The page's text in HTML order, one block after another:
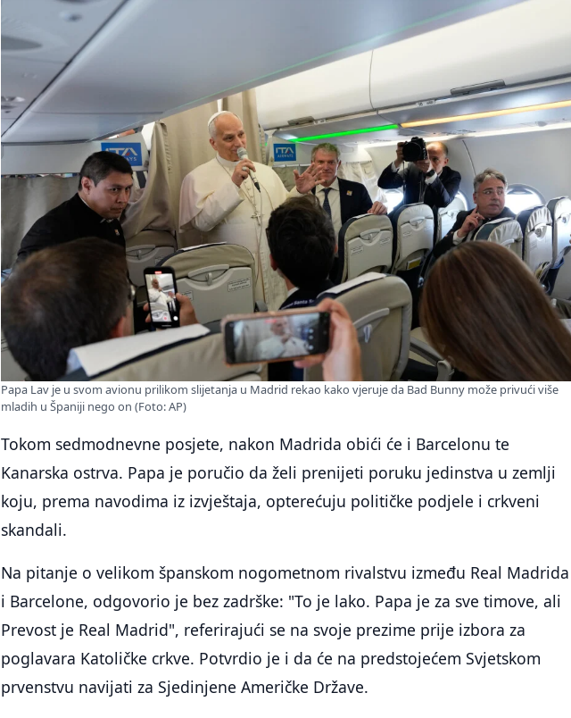
Papa Lav je u svom avionu prilikom slijetanja u Madrid rekao kako vjeruje da Bad Bunny može privući više
mladih u Španiji nego on (Foto: AP)
Tokom sedmodnevne posjete, nakon Madrida obići će i Barcelonu te
Kanarska ostrva. Papa je poručio da želi prenijeti poruku jedinstva u zemlji
koju, prema navodima iz izvještaja, opterećuju političke podjele i crkveni
skandali.
Na pitanje o velikom španskom nogometnom rivalstvu između Real Madrida
i Barcelone, odgovorio je bez zadrške: "To je lako. Papa je za sve timove, ali
Prevost je Real Madrid", referirajući se na svoje prezime prije izbora za
poglavara Katoličke crkve. Potvrdio je i da će na predstojećem Svjetskom
prvenstvu navijati za Sjedinjene Američke Države.